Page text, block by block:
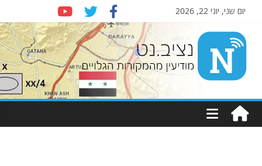
יום שני, יוני 22, 2026
Nziv.net
מודיעין
מהמקורות